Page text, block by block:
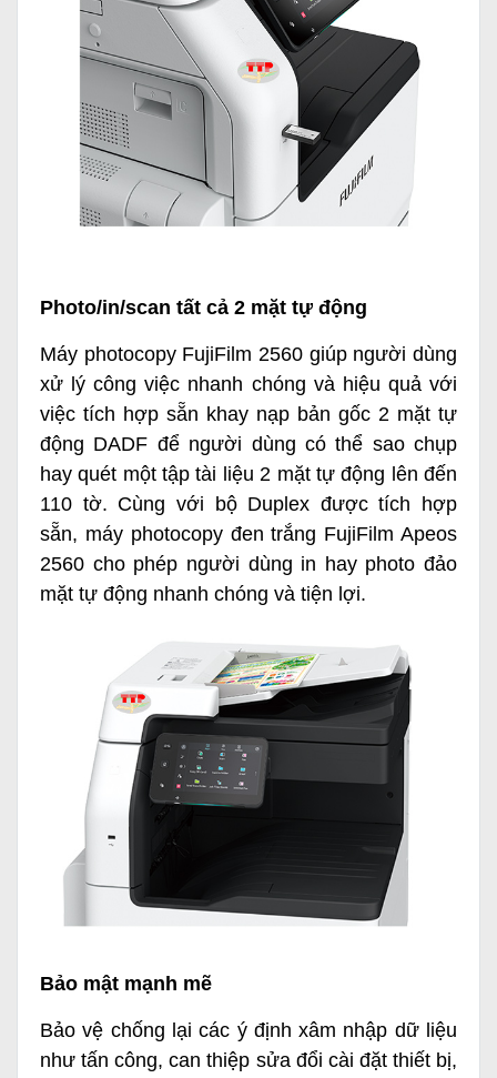
Photo/in/scan tất cả 2 mặt tự động
Máy photocopy FujiFilm 2560 giúp người dùng
xử lý công việc nhanh chóng và hiệu quả với
việc tích hợp sẵn khay nạp bản gốc 2 mặt tự
động DADF để người dùng có thể sao chụp
hay quét một tập tài liệu 2 mặt tự động lên đến
110 tờ. Cùng với bộ Duplex được tích hợp
sẵn, máy photocopy đen trắng FujiFilm Apeos
2560 cho phép người dùng in hay photo đảo
mặt tự động nhanh chóng và tiện lợi.
Bảo mật mạnh mẽ
Bảo vệ chống lại các ý định xâm nhập dữ liệu
như tấn công, can thiệp sửa đổi cài đặt thiết bị,